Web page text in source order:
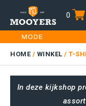
0 item
Skip
to
content
HOME
DAMES
KIDS
HOME/ WINKEL / T-
In deze kijkshop